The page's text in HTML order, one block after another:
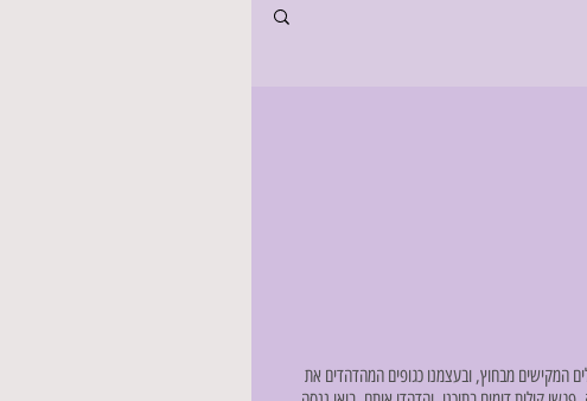
המקישים מבחוץ, ובעצמנו כגופים המהדהדים את